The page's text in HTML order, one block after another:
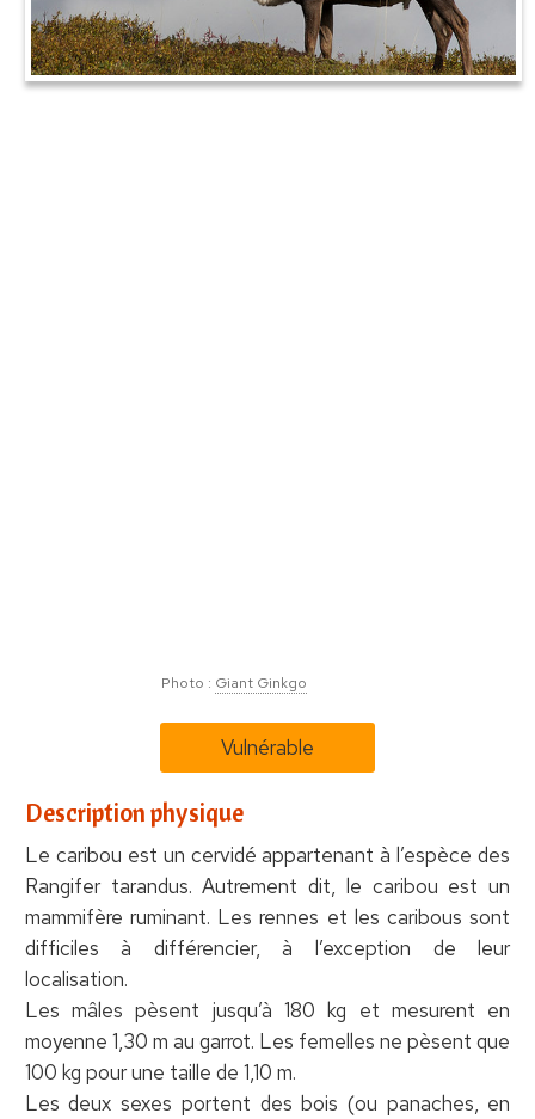
Photo : Giant Ginkgo
Vulnérable
Description physique
Le caribou est un cervidé appartenant à l’espèce des
Rangifer tarandus. Autrement dit, le caribou est un
mammifère ruminant. Les rennes et les caribous sont
difficiles à différencier, à l’exception de leur
localisation.
Les mâles pèsent jusqu’à 180 kg et mesurent en
moyenne 1,30 m au garrot. Les femelles ne pèsent que
100 kg pour une taille de 1,10 m.
Les deux sexes portent des bois (ou panaches, en